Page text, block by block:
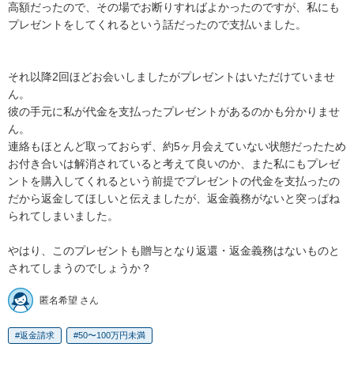
高額だったので、その場でお断りすればよかったのですが、私にも
プレゼントをしてくれるという話だったので支払いました。
それ以降2回ほどお会いしましたがプレゼントはいただけていませ
ん。
彼の手元に私が代金を支払ったプレゼントがあるのかも分かりませ
ん。
連絡もほとんど取っておらず、約5ヶ月会えていない状態だったため
お付き合いは解消されていると考えて良いのか、また私にもプレゼ
ントを購入してくれるという前提でプレゼントの代金を支払ったの
だから返金してほしいと伝えましたが、返金義務がないと突っぱね
られてしまいました。
やはり、このプレゼントも贈与となり返還・返金義務はないものと
されてしまうのでしょうか？
匿名希望 さん
返金請求 50〜100万円未満